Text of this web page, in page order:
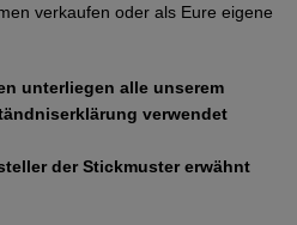
verkaufen oder als Eure eigene
unterliegen alle unserem
verwendet
der Stickmuster erwähnt